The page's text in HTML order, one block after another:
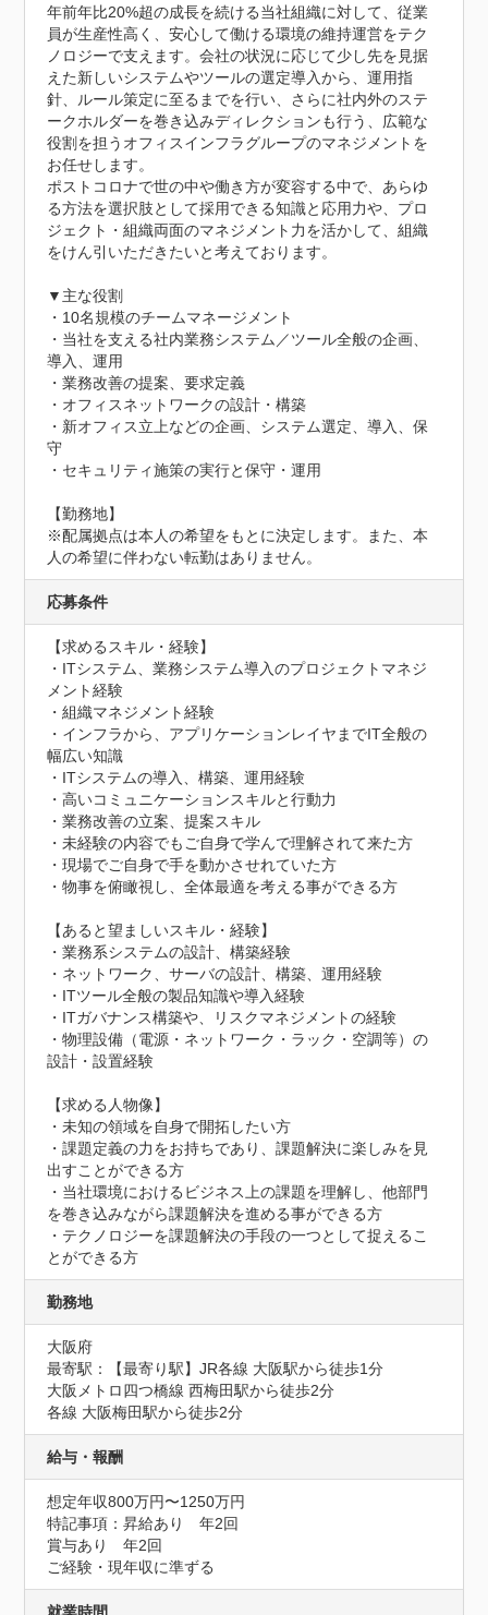
年前年比20%超の成長を続ける当社組織に対して、従業
員が生産性高く、安心して働ける環境の維持運営をテク
ノロジーで支えます。会社の状況に応じて少し先を見据
えた新しいシステムやツールの選定導入から、運用指
針、ルール策定に至るまでを行い、さらに社内外のステ
ークホルダーを巻き込みディレクションも行う、広範な
役割を担うオフィスインフラグループのマネジメントを
お任せします。
ポストコロナで世の中や働き方が変容する中で、あらゆ
る方法を選択肢として採用できる知識と応用力や、プロ
ジェクト・組織両面のマネジメント力を活かして、組織
をけん引いただきたいと考えております。
▼主な役割
・10名規模のチームマネージメント
・当社を支える社内業務システム／ツール全般の企画、
導入、運用
・業務改善の提案、要求定義
・オフィスネットワークの設計・構築
・新オフィス立上などの企画、システム選定、導入、保
守
・セキュリティ施策の実行と保守・運用
【勤務地】
※配属拠点は本人の希望をもとに決定します。また、本
人の希望に伴わない転勤はありません。
応募条件
【求めるスキル・経験】
・ITシステム、業務システム導入のプロジェクトマネジ
メント経験
・組織マネジメント経験
・インフラから、アプリケーションレイヤまでIT全般の
幅広い知識
・ITシステムの導入、構築、運用経験
・高いコミュニケーションスキルと行動力
・業務改善の立案、提案スキル
・未経験の内容でもご自身で学んで理解されて来た方
・現場でご自身で手を動かさせれていた方
・物事を俯瞰視し、全体最適を考える事ができる方
【あると望ましいスキル・経験】
・業務系システムの設計、構築経験
・ネットワーク、サーバの設計、構築、運用経験
・ITツール全般の製品知識や導入経験
・ITガバナンス構築や、リスクマネジメントの経験
・物理設備（電源・ネットワーク・ラック・空調等）の
設計・設置経験
【求める人物像】
・未知の領域を自身で開拓したい方
・課題定義の力をお持ちであり、課題解決に楽しみを見
出すことができる方
・当社環境におけるビジネス上の課題を理解し、他部門
を巻き込みながら課題解決を進める事ができる方
・テクノロジーを課題解決の手段の一つとして捉えるこ
とができる方
勤務地
大阪府
最寄駅：【最寄り駅】JR各線 大阪駅から徒歩1分
大阪メトロ四つ橋線 西梅田駅から徒歩2分
各線 大阪梅田駅から徒歩2分
給与・報酬
想定年収800万円〜1250万円
特記事項：昇給あり　年2回
賞与あり　年2回
ご経験・現年収に準ずる